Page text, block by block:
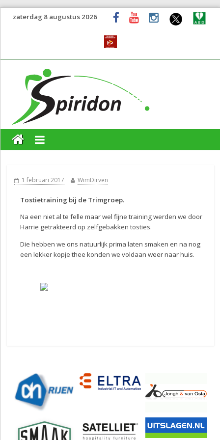
zaterdag 8 augustus 2026
1 februari 2017 WimDirven
Tostietraining bij de Trimgroep.
Na een niet al te felle maar wel fijne training werden we door
Harrie getrakteerd op zelfgebakken tosties.
Die hebben we ons natuurlijk prima laten smaken en na nog
een lekker kopje thee konden we voldaan weer naar huis.